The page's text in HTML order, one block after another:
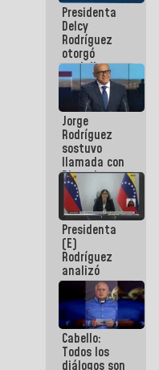
abordar
planes de
acción
Presidenta
Delcy
Rodríguez
otorgó
medalla
"Héroe de
Venezuela"
a servidores
públicos
Jorge
Rodríguez
sostuvo
llamada con
Dinorah
Figuera y
acuerdan
primer
encuentro
presencial
para el
diálogo
Presidenta
(E)
Rodríguez
analizó
junto a
gobernadores
planes de
recuperación
del Sistema
Eléctrico
Cabello:
Todos los
diálogos son